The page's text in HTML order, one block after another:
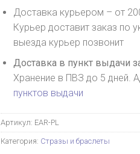
Доставка курьером – от
Курьер доставит заказ по
выезда курьер позвонит
Доставка в пункт выдачи
Хранение в ПВЗ до 5 дней.
пунктов выдачи
Артикул: EAR-PL
Категория: Стразы и браслеты